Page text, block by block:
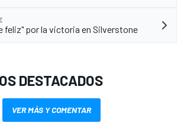
feliz" por la victoria en Silverstone
DESTACADOS
VER MÁS Y COMENTAR